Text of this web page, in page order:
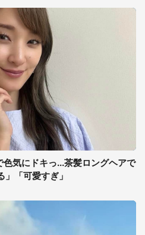
気にドキっ...茶髪ロングヘアで
「可愛すぎ」